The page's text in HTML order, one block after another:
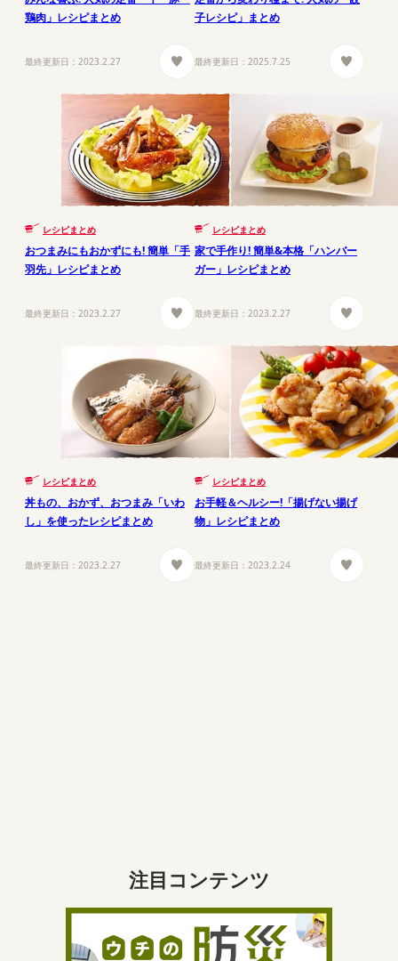
鶏肉」レシピまとめ
最終更新日： 2023.2.27
子レシピ」まとめ
最終更新日： 2025.7.25
レシピまとめ
おつまみにもおかずにも! 簡単「手
羽先」レシピまとめ
最終更新日： 2023.2.27
レシピまとめ
家で手作り! 簡単&本格「ハンバー
ガー」レシピまとめ
最終更新日： 2023.2.27
レシピまとめ
丼もの、おかず、おつまみ「いわ
し」を使ったレシピまとめ
最終更新日： 2023.2.27
レシピまとめ
お手軽＆ヘルシー!「揚げない揚げ
物」レシピまとめ
最終更新日： 2023.2.24
注目コンテンツ